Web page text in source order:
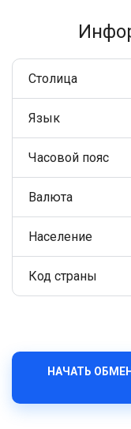
Столица
Язык
Часовой пояс
Валюта
Население
Код страны
НАЧАТЬ